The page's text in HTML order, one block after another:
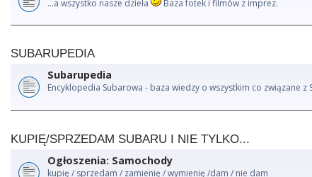
...a wszystko nasze dzieła Baza fotek i filmów z imprez.
SUBARUPEDIA
Subarupedia
Encyklopedia Subarowa - baza wiedzy o wszystkim co związane z
KUPIĘ/SPRZEDAM SUBARU I NIE TYLKO...
Ogłoszenia: Samochody
kupię / sprzedam / zamienię / wymienię /dam / nie dam